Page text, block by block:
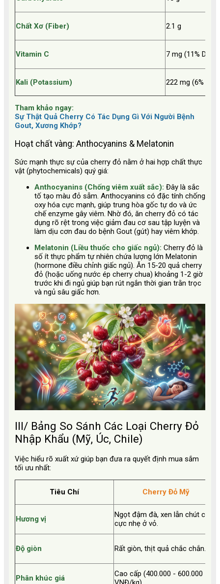
Chất Xơ (Fiber) 2.1 g
Vitamin C 7 mg (11% DV)
Kali (Potassium) 222 mg (6% DV)
Tham khảo ngay:
Sự Thật Quả Cherry Có Tác Dụng Gì Với Người Bệnh
Gout, Xương Khớp?
Hoạt chất vàng: Anthocyanins & Melatonin
Sức mạnh thực sự của cherry đỏ nằm ở hai hợp chất thực
vật (phytochemicals) quý giá:
Anthocyanins (Chống viêm xuất sắc): Đây là sắc
tố tạo màu đỏ sẫm. Anthocyanins có đặc tính chống
oxy hóa cực mạnh, giúp trung hòa gốc tự do và ức
chế enzyme gây viêm. Nhờ đó, ăn cherry đỏ có tác
dụng rõ rệt trong việc giảm đau cơ sau tập luyện và
làm dịu cơn đau do bệnh Gout (gút) hay viêm khớp.
Melatonin (Liều thuốc cho giấc ngủ): Cherry đỏ là
số ít thực phẩm tự nhiên chứa lượng lớn Melatonin
(hormone điều chỉnh giấc ngủ). Ăn 15-20 quả cherry
đỏ (hoặc uống nước ép cherry chua) khoảng 1-2 giờ
trước khi đi ngủ giúp bạn rút ngắn thời gian trằn trọc
và ngủ sâu giấc hơn.
III/ Bảng So Sánh Các Loại Cherry Đỏ
Nhập Khẩu (Mỹ, Úc, Chile)
Việc hiểu rõ xuất xứ giúp bạn đưa ra quyết định mua sắm
tối ưu nhất:
Tiêu Chí Cherry Đỏ Mỹ
Hương vị
Ngọt đậm đà, xen lẫn chút chua
cực nhẹ ở vỏ.
Độ giòn Rất giòn, thịt quả chắc chắn.
Phân khúc giá
Cao cấp (400.000 - 600.000